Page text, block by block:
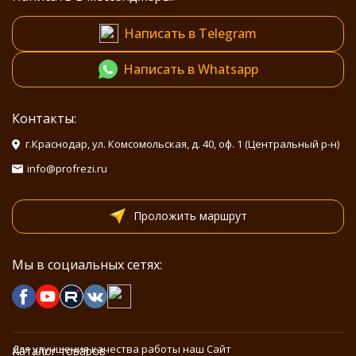
Написать в Telegram
Написать в Whatsapp
Контакты:
г.Краснодар, ул. Комсомольская, д. 40, оф. 1 (Центральный р-н)
info@profrezi.ru
Проложить маршрут
Мы в социальных сетях:
Каталог товаров
Для улучшения качества работы наш Сайт